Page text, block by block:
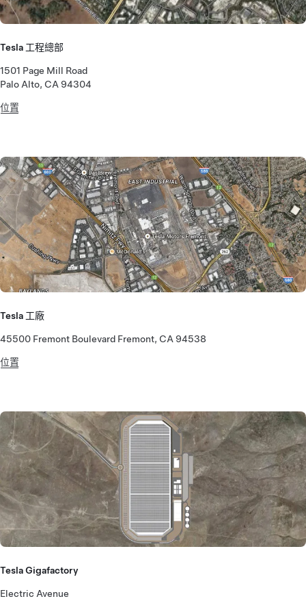
Tesla 工程總部
1501 Page Mill Road
Palo Alto, CA 94304
位置
Tesla 工廠
45500 Fremont Boulevard Fremont, CA 94538
位置
Tesla Gigafactory
Electric Avenue